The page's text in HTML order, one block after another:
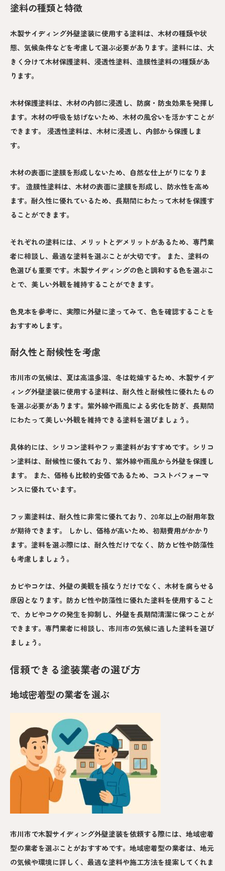
塗料の種類と特徴
木製サイディング外壁塗装に使用する塗料は、木材の種類や状
態、気候条件などを考慮して選ぶ必要があります。塗料には、大
きく分けて木材保護塗料、浸透性塗料、造膜性塗料の3種類があ
ります。
木材保護塗料は、木材の内部に浸透し、防腐・防虫効果を発揮し
ます。木材の呼吸を妨げないため、木材の風合いを活かすことが
できます。 浸透性塗料は、木材に浸透し、内部から保護しま
す。
木材の表面に塗膜を形成しないため、自然な仕上がりになりま
す。 造膜性塗料は、木材の表面に塗膜を形成し、防水性を高め
ます。耐久性に優れているため、長期間にわたって木材を保護す
ることができます。
それぞれの塗料には、メリットとデメリットがあるため、専門業
者に相談し、最適な塗料を選ぶことが大切です。 また、塗料の
色選びも重要です。木製サイディングの色と調和する色を選ぶこ
とで、美しい外観を維持することができます。
色見本を参考に、実際に外壁に塗ってみて、色を確認することを
おすすめします。
耐久性と耐候性を考慮
市川市の気候は、夏は高温多湿、冬は乾燥するため、木製サイデ
ィング外壁塗装に使用する塗料は、耐久性と耐候性に優れたもの
を選ぶ必要があります。紫外線や雨風による劣化を防ぎ、長期間
にわたって美しい外観を維持できる塗料を選びましょう。
具体的には、シリコン塗料やフッ素塗料がおすすめです。シリコ
ン塗料は、耐候性に優れており、紫外線や雨風から外壁を保護し
ます。 また、価格も比較的安価であるため、コストパフォーマ
ンスに優れています。
フッ素塗料は、耐久性に非常に優れており、20年以上の耐用年数
が期待できます。 しかし、価格が高いため、初期費用がかかり
ます。塗料を選ぶ際には、耐久性だけでなく、防カビ性や防藻性
も考慮しましょう。
カビやコケは、外壁の美観を損なうだけでなく、木材を腐らせる
原因となります。防カビ性や防藻性に優れた塗料を使用すること
で、カビやコケの発生を抑制し、外壁を長期間清潔に保つことが
できます。専門業者に相談し、市川市の気候に適した塗料を選び
ましょう。
信頼できる塗装業者の選び方
地域密着型の業者を選ぶ
市川市で木製サイディング外壁塗装を依頼する際には、地域密着
型の業者を選ぶことがおすすめです。地域密着型の業者は、地元
の気候や環境に詳しく、最適な塗料や施工方法を提案してくれま